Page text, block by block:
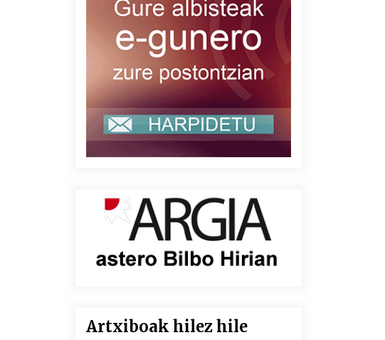
Artxiboak hilez hile